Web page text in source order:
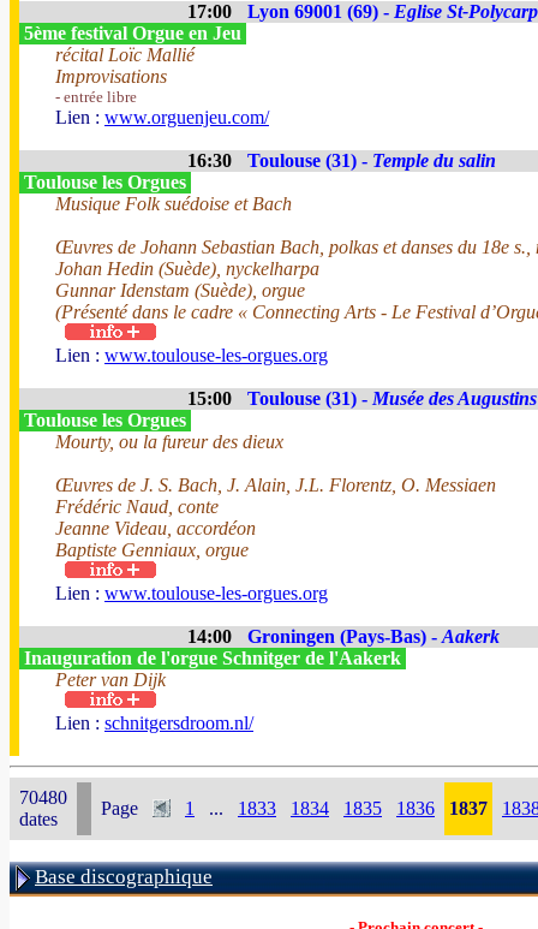
17:00 Lyon 69001 (69) - Eglise St-
5ème festival Orgue en Jeu
récital Loïc Mallié
Improvisations
- entrée libre
Lien : www.orguenjeu.com/
16:30 Toulouse (31) - Temple du salin
Toulouse les Orgues
Musique Folk suédoise et Bach
Œuvres de Johann Sebastian Bach, polkas et danses du 18e
Johan Hedin (Suède), nyckelharpa
Gunnar Idenstam (Suède), orgue
(Présenté dans le cadre « Connecting Arts - Le Festival
Lien : www.toulouse-les-orgues.org
15:00 Toulouse (31) - Musée des Augustins
Toulouse les Orgues
Mourty, ou la fureur des dieux
Œuvres de J. S. Bach, J. Alain, J.L. Florentz, O. Messiaen
Frédéric Naud, conte
Jeanne Videau, accordéon
Baptiste Genniaux, orgue
Lien : www.toulouse-les-orgues.org
14:00 Groningen (Pays-Bas) - Aakerk
Inauguration de l'orgue Schnitger de l'Aakerk
Peter van Dijk
Lien : schnitgersdroom.nl/
70480
dates
Page 1 ... 1833 1834 1835 1836 1837
Base discographique